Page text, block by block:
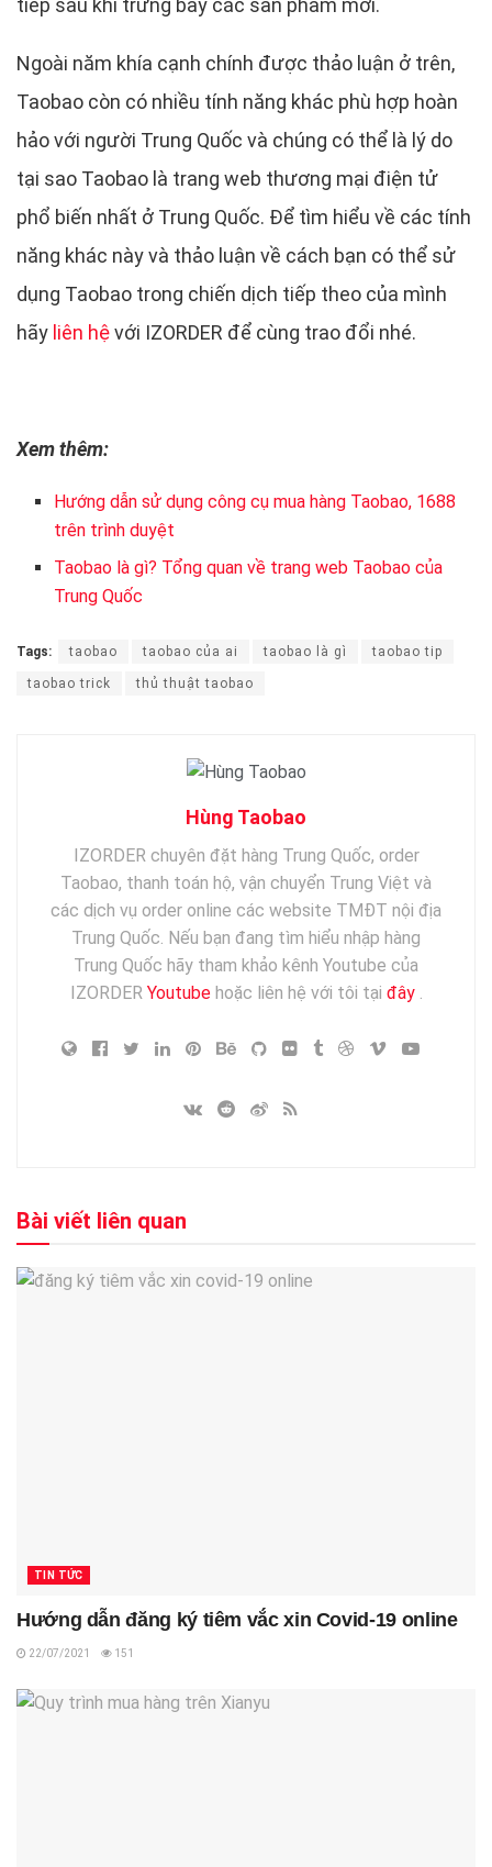
tiếp sau khi trưng bày các sản phẩm mới.
Ngoài năm khía cạnh chính được thảo luận ở trên,
Taobao còn có nhiều tính năng khác phù hợp hoàn
hảo với người Trung Quốc và chúng có thể là lý do
tại sao Taobao là trang web thương mại điện tử
phổ biến nhất ở Trung Quốc. Để tìm hiểu về các tính
năng khác này và thảo luận về cách bạn có thể sử
dụng Taobao trong chiến dịch tiếp theo của mình
hãy liên hệvới IZORDER để cùng trao đổi nhé.
Xem thêm:
Hướng dẫn sử dụng công cụ mua hàng Taobao, 1688
trên trình duyệt
Taobao là gì? Tổng quan về trang web Taobao của
Trung Quốc
Tags: taobao taobao của ai taobao là gì taobao tip
taobao trick thủ thuật taobao
Hùng Taobao
IZORDER chuyên đặt hàng Trung Quốc, order
Taobao, thanh toán hộ, vận chuyển Trung Việt và
các dịch vụ order online các website TMĐT nội địa
Trung Quốc. Nếu bạn đang tìm hiểu nhập hàng
Trung Quốc hãy tham khảo kênh Youtube của
IZORDER Youtubehoặc liên hệ với tôi tại đây.
Bài viết liên quan
TIN TỨC
Hướng dẫn đăng ký tiêm vắc xin Covid-19 online
22/07/2021 151